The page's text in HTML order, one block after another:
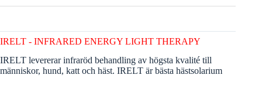
IRELT - INFRARED ENERGY LIGHT THERAPY
IRELT levererar infraröd behandling av högsta kvalité till
människor, hund, katt och häst. IRELT är bästa hästsolarium